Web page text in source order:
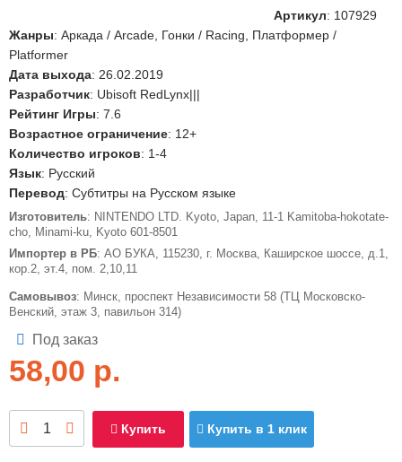
Артикул: 107929
Жанры: Аркада / Arcade, Гонки / Racing, Платформер /
Platformer
Дата выхода: 26.02.2019
Разработчик: Ubisoft RedLynx|||
Рейтинг Игры: 7.6
Возрастное ограничение: 12+
Количество игроков: 1-4
Язык: Русский
Перевод: Субтитры на Русском языке
Изготовитель: NINTENDO LTD. Kyoto, Japan, 11-1 Kamitoba-hokotate-
cho, Minami-ku, Kyoto 601-8501
Импортер в РБ: АО БУКА, 115230, г. Москва, Каширское шоссе, д.1,
кор.2, эт.4, пом. 2,10,11
Самовывоз: Минск, проспект Независимости 58 (ТЦ Московско-
Венский, этаж 3, павильон 314)
Под заказ
58,00 р.
Купить Купить в 1 клик